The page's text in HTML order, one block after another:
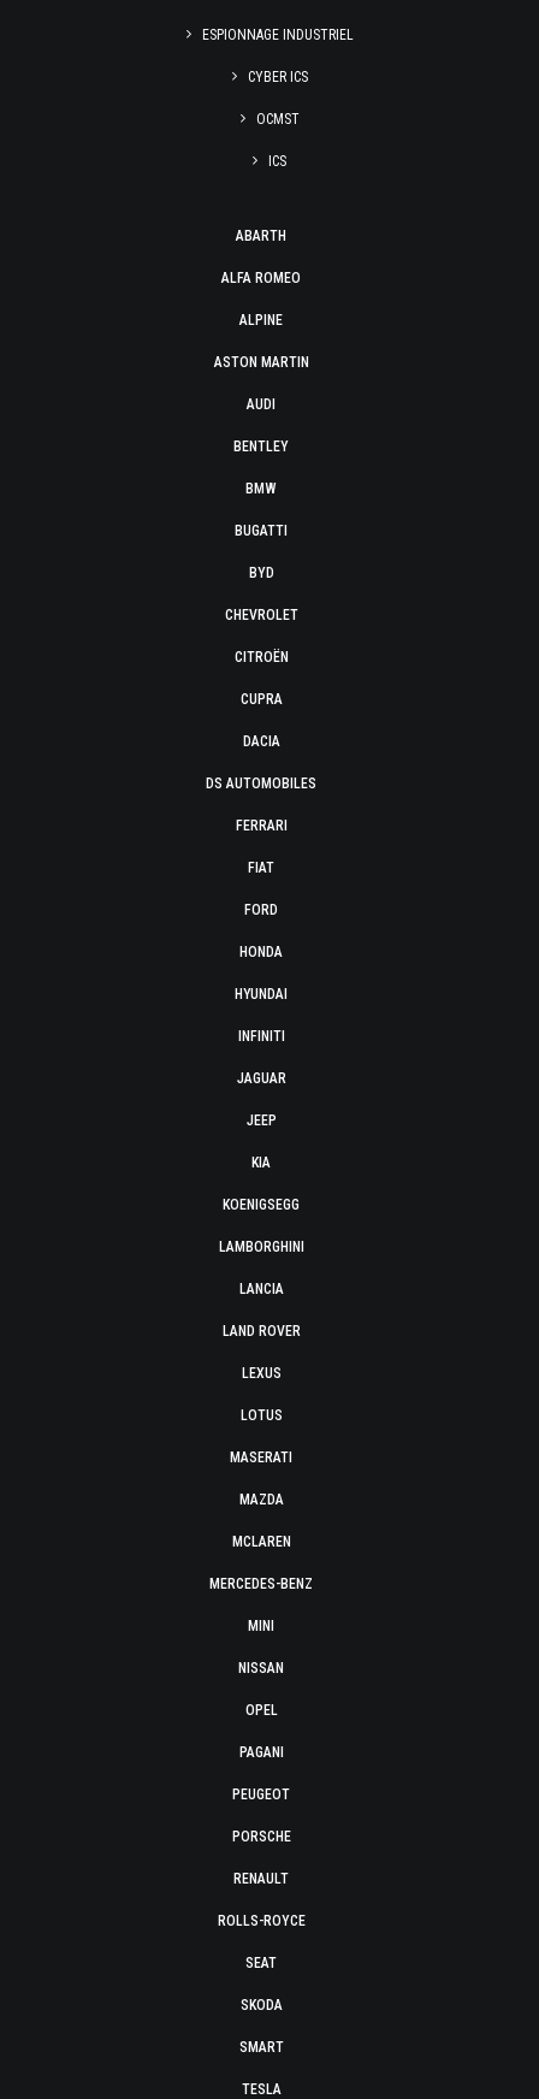
ESPIONNAGE INDUSTRIEL
CYBER ICS
OCMST
ICS
ABARTH
ALFA ROMEO
ALPINE
ASTON MARTIN
AUDI
BENTLEY
BMW
BUGATTI
BYD
CHEVROLET
CITROËN
CUPRA
DACIA
DS AUTOMOBILES
FERRARI
FIAT
FORD
HONDA
HYUNDAI
INFINITI
JAGUAR
JEEP
KIA
KOENIGSEGG
LAMBORGHINI
LANCIA
LAND ROVER
LEXUS
LOTUS
MASERATI
MAZDA
MCLAREN
MERCEDES-BENZ
MINI
NISSAN
OPEL
PAGANI
PEUGEOT
PORSCHE
RENAULT
ROLLS-ROYCE
SEAT
SKODA
SMART
TESLA